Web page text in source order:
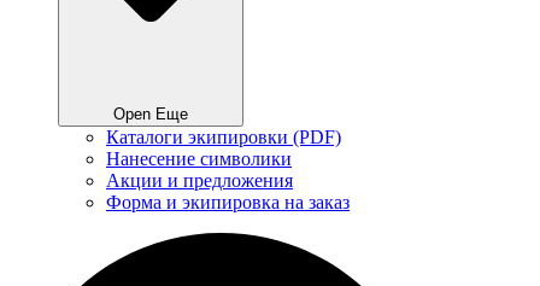
Open Еще
Каталоги экипировки (PDF)
Нанесение символики
Акции и предложения
Форма и экипировка на заказ